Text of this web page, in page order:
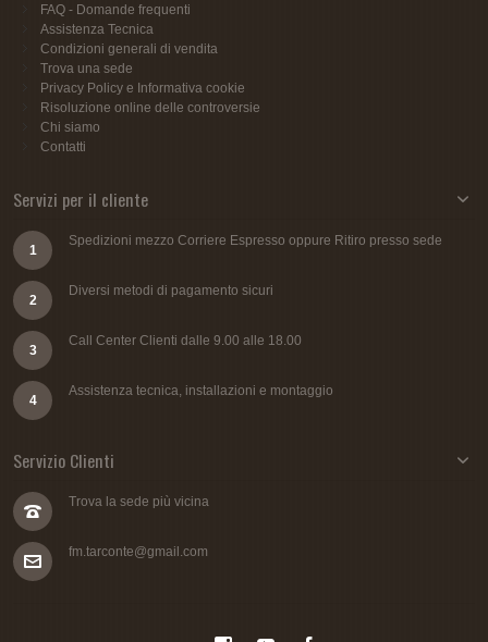
FAQ - Domande frequenti
Assistenza Tecnica
Condizioni generali di vendita
Trova una sede
Privacy Policy e Informativa cookie
Risoluzione online delle controversie
Chi siamo
Contatti
Servizi per il cliente
1
Spedizioni mezzo Corriere Espresso oppure Ritiro presso sede
2
Diversi metodi di pagamento sicuri
3
Call Center Clienti dalle 9.00 alle 18.00
4
Assistenza tecnica, installazioni e montaggio
Servizio Clienti
Trova la sede più vicina
fm.tarconte@gmail.com